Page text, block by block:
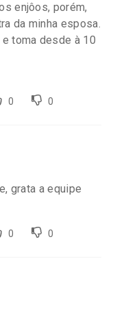
enjôos, porém,
da minha esposa.
toma desde à 10
0 0
grata a equipe
0 0